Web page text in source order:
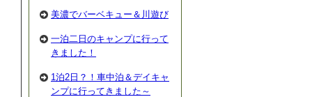
美濃でバーベキュー＆川遊び
一泊二日のキャンプに行って
きました！
1泊2日？！車中泊＆デイキャ
ンプに行ってきました～